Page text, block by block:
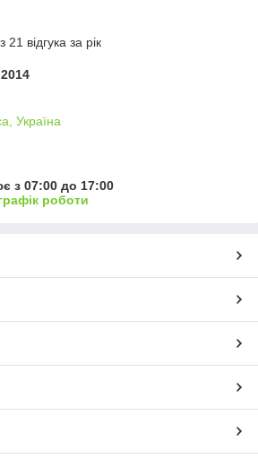
відгука за рік
Україна
з 07:00 до 17:00
роботи